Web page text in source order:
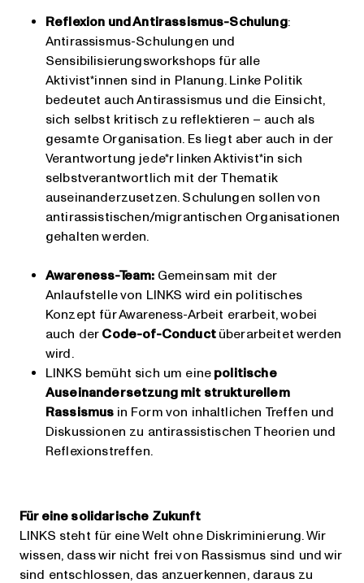
Reflexion und Antirassismus-Schulung:
Antirassismus-Schulungen und
Sensibilisierungsworkshops für alle
Aktivist*innen sind in Planung. Linke Politik
bedeutet auch Antirassismus und die Einsicht,
sich selbst kritisch zu reflektieren – auch als
gesamte Organisation. Es liegt aber auch in der
Verantwortung jede*r linken Aktivist*in sich
selbstverantwortlich mit der Thematik
auseinanderzusetzen. Schulungen sollen von
antirassistischen/migrantischen Organisationen
gehalten werden.
Awareness-Team: Gemeinsam mit der
Anlaufstelle von LINKS wird ein politisches
Konzept für Awareness-Arbeit erarbeit, wobei
auch der Code-of-Conduct überarbeitet werden
wird.
LINKS bemüht sich um eine politische
Auseinandersetzung mit strukturellem
Rassismus in Form von inhaltlichen Treffen und
Diskussionen zu antirassistischen Theorien und
Reflexionstreffen.
Für eine solidarische Zukunft
LINKS steht für eine Welt ohne Diskriminierung. Wir
wissen, dass wir nicht frei von Rassismus sind und wir
sind entschlossen, das anzuerkennen, daraus zu